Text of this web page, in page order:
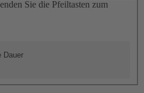
Sie die Pfeiltasten zum
Dauer